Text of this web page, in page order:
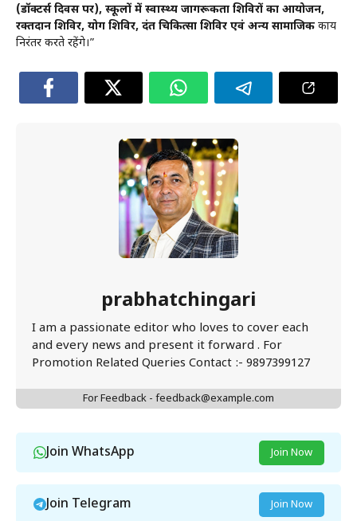
(डॉक्टर्स दिवस पर), स्कूलों में स्वास्थ्य जागरूकता शिविरों का आयोजन,
रक्तदान शिविर, योग शिविर, दंत चिकित्सा शिविर एवं अन्य सामाजिक कार्य
निरंतर करते रहेंगे।”
prabhatchingari
I am a passionate editor who loves to cover each
and every news and present it forward . For
Promotion Related Queries Contact :- 9897399127
For Feedback - feedback@example.com
Join WhatsApp Join Now
Join Telegram Join Now